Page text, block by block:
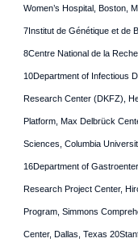
Women’s Hospital, Boston,
7Institut de Génétique et de
8Centre National de la
10Department of Infectious
Research Center (DKFZ),
Platform, Max Delbrück
Sciences, Columbia
16Department of
Research Project Center,
Program, Simmons
Center, Dallas, Texas